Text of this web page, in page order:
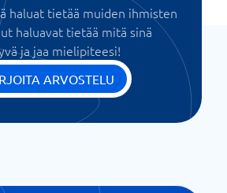
haluat tietää muiden ihmisten
haluavat tietää mitä sinä
ja jaa mielipiteesi!
ARVOSTELU